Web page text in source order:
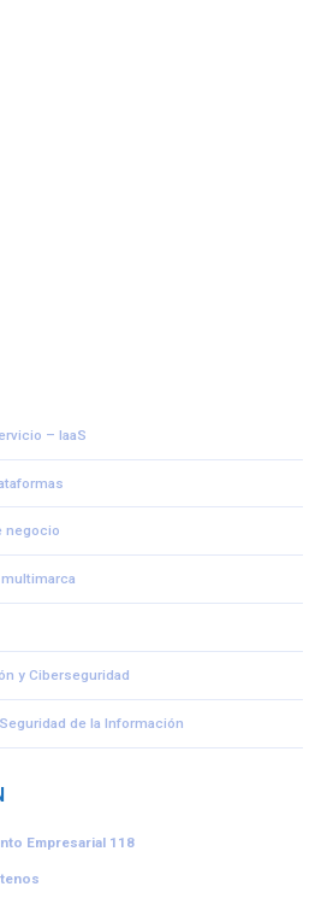
– IaaS
negocio
y Ciberseguridad
de la Información
Empresarial 118